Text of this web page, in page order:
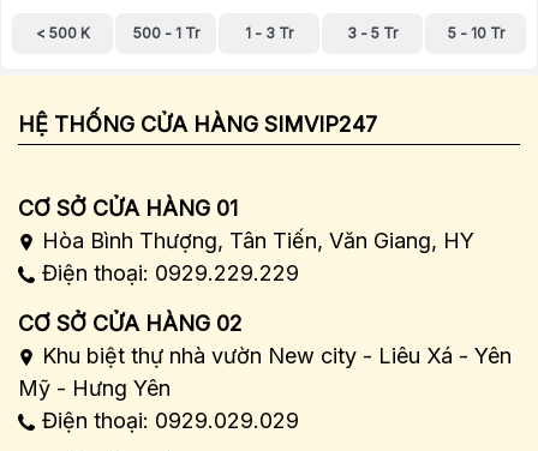
< 500 K 500 - 1 Tr 1 - 3 Tr 3 - 5 Tr 5 - 10 Tr
HỆ THỐNG CỬA HÀNG SIMVIP247
CƠ SỞ CỬA HÀNG 01
Hòa Bình Thượng, Tân Tiến, Văn Giang, HY
Điện thoại: 0929.229.229
CƠ SỞ CỬA HÀNG 02
Khu biệt thự nhà vườn New city - Liêu Xá - Yên
Mỹ - Hưng Yên
Điện thoại: 0929.029.029